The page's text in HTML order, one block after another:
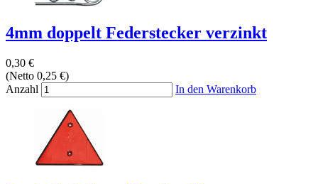
4mm doppelt Federstecker verzinkt
0,30 €
(Netto 0,25 €)
Anzahl
In den Warenkorb